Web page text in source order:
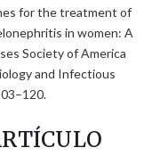
for the treatment of
in women: A
Society of America
and Infectious